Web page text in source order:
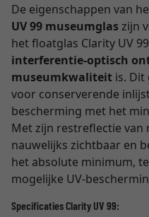
De eigenschappen van
UV 99 museumglaszijn
het floatglas Clarity UV
interferentie-optisch
museumkwaliteit is. Dit
voor conserverende
bescherming met het
Met zijn restreflectie van
nauwelijks zichtbaar en
het absolute minimum,
mogelijke UV-
Specificaties Clarity UV 99: